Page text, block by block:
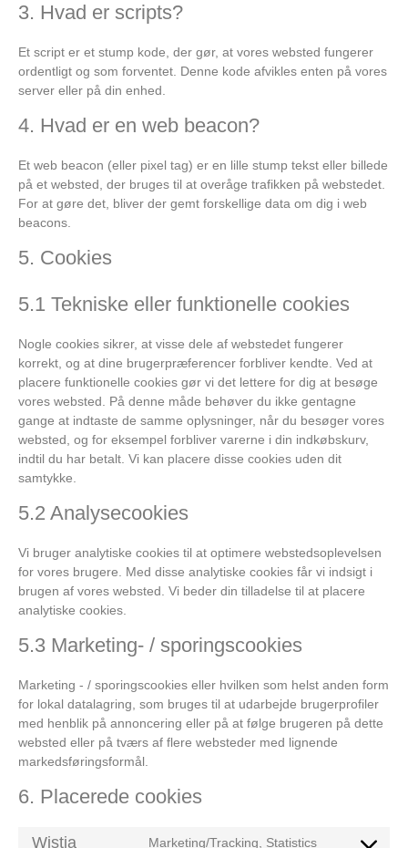
3. Hvad er scripts?
Et script er et stump kode, der gør, at vores websted fungerer
ordentligt og som forventet. Denne kode afvikles enten på vores
server eller på din enhed.
4. Hvad er en web beacon?
Et web beacon (eller pixel tag) er en lille stump tekst eller billede
på et websted, der bruges til at overåge trafikken på webstedet.
For at gøre det, bliver der gemt forskellige data om dig i web
beacons.
5. Cookies
5.1 Tekniske eller funktionelle cookies
Nogle cookies sikrer, at visse dele af webstedet fungerer
korrekt, og at dine brugerpræferencer forbliver kendte. Ved at
placere funktionelle cookies gør vi det lettere for dig at besøge
vores websted. På denne måde behøver du ikke gentagne
gange at indtaste de samme oplysninger, når du besøger vores
websted, og for eksempel forbliver varerne i din indkøbskurv,
indtil du har betalt. Vi kan placere disse cookies uden dit
samtykke.
5.2 Analysecookies
Vi bruger analytiske cookies til at optimere webstedsoplevelsen
for vores brugere. Med disse analytiske cookies får vi indsigt i
brugen af ​​vores websted. Vi beder din tilladelse til at placere
analytiske cookies.
5.3 Marketing- / sporingscookies
Marketing - / sporingscookies eller hvilken som helst anden form
for lokal datalagring, som bruges til at udarbejde brugerprofiler
med henblik på annoncering eller på at følge brugeren på dette
websted eller på tværs af flere websteder med lignende
markedsføringsformål.
6. Placerede cookies
Wistia Marketing/Tracking, Statistics